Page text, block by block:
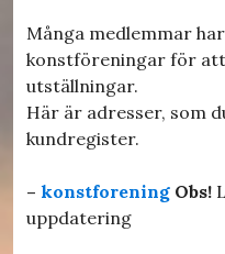
Många medlemmar
konstföreningar för
utställningar.
Här är adresser, som
kundregister.
– konstforening Obs!
uppdatering